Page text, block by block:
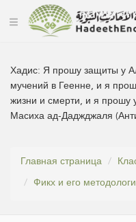
Хадис: Я прошу защиты у
мучений в Геенне, и я
жизни и смерти, и я прошу
Масиха ад-Даджджаля
Главная страница
Фикх и его